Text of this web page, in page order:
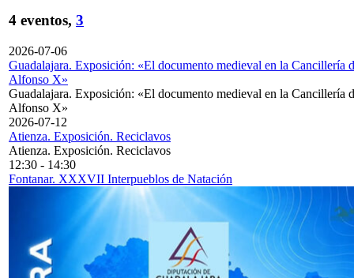
4 eventos, 3
2026-07-06
Guadalajara. Exposición: «El documento medieval en la Cancillería
Alfonso X»
Guadalajara. Exposición: «El documento medieval en la Cancillería
Alfonso X»
2026-07-12
Atienza. Exposición. Reciclavos
Atienza. Exposición. Reciclavos
12:30 - 14:30
Fontanar. XXXVII Interpueblos de Natación